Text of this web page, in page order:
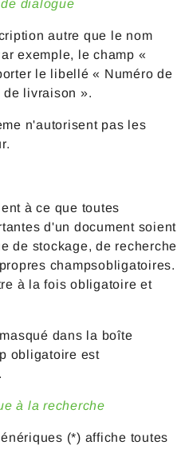
dialogue
autre que le nom
exemple, le champ «
le libellé « Numéro de
de livraison ».
n'autorisent pas les
à ce que toutes
d'un document soient
de stockage, de recherche
champsobligatoires.
à la fois obligatoire et
dans la boîte
obligatoire est
à la recherche
(*) affiche toutes